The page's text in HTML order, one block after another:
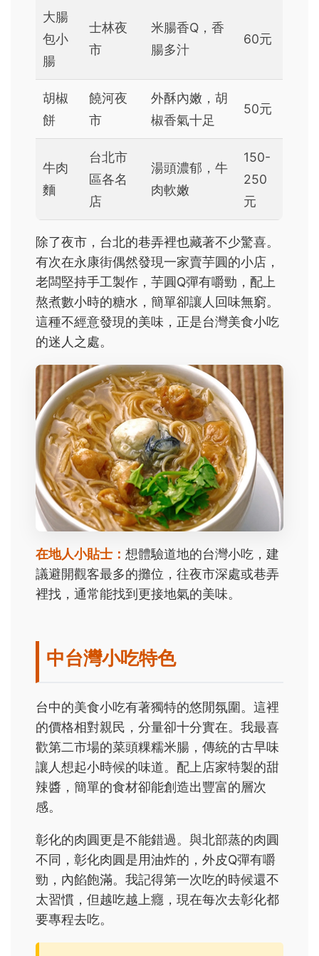
大腸
包小
腸
士林夜
市
米腸香Q，香
腸多汁
60元
胡椒
餅
饒河夜
市
外酥內嫩，胡
椒香氣十足
50元
牛肉
麵
台北市
區各名
店
湯頭濃郁，牛
肉軟嫩
150-
250
元
除了夜市，台北的巷弄裡也藏著不少驚喜。
有次在永康街偶然發現一家賣芋圓的小店，
老闆堅持手工製作，芋圓Q彈有嚼勁，配上
熬煮數小時的糖水，簡單卻讓人回味無窮。
這種不經意發現的美味，正是台灣美食小吃
的迷人之處。
在地人小貼士：想體驗道地的台灣小吃，建
議避開觀客最多的攤位，往夜市深處或巷弄
裡找，通常能找到更接地氣的美味。
中台灣小吃特色
台中的美食小吃有著獨特的悠閒氛圍。這裡
的價格相對親民，分量卻十分實在。我最喜
歡第二市場的菜頭粿糯米腸，傳統的古早味
讓人想起小時候的味道。配上店家特製的甜
辣醬，簡單的食材卻能創造出豐富的層次
感。
彰化的肉圓更是不能錯過。與北部蒸的肉圓
不同，彰化肉圓是用油炸的，外皮Q彈有嚼
勁，內餡飽滿。我記得第一次吃的時候還不
太習慣，但越吃越上癮，現在每次去彰化都
要專程去吃。